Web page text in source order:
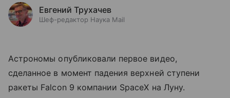
Евгений Трухачев
Шеф-редактор Наука Mail
Астрономы опубликовали первое видео,
сделанное в момент падения верхней ступени
ракеты Falcon 9 компании SpaceX на Луну.